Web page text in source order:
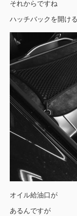
それからですね
ハッチバックを開け
オイル給油口が
あるんですが